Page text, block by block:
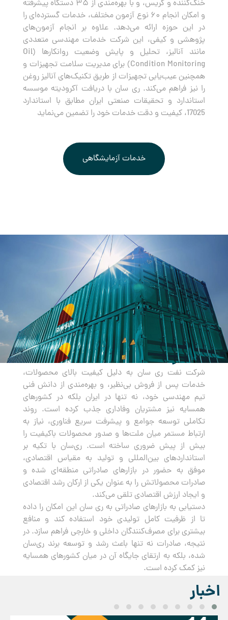
خنک‌کننده و گریس، و با بهره‌مندی از ۳۵ دستگاه پیشرفته
و امکان انجام ۶۰ نوع آزمون مختلف، خدمات گسترده‌ای را
در این حوزه ارائه می‌دهد. علاوه بر انجام آزمون‌های
پژوهشی و کیفی، این شرکت خدمات مهندسی متعددی
مانند آنالیز، تحلیل و پایش وضعیت روانکارها (Oil
Condition Monitoring) برای مدیریت سلامت تجهیزات و
همچنین عیب‌یابی تجهیزات از طریق تکنیک‌های آنالیز روغن
را نیز فراهم می‌کند. ری سان با دریافت آکرودیته موسسه
استاندارد و تحقیقات صنعتی ایران مطابق با استاندارد
17025، کیفیت و دقت خدمات خود را تضمین می‌نماید
خدمات آزمایشگاهی
صادرات
شرکت نفت ری سان به دلیل کیفیت بالای محصولات،
خدمات پس از فروش بی‌نظیر، و بهره‌مندی از دانش فنی
تیم مهندسی خود، نه تنها در ایران بلکه در کشورهای
همسایه نیز مشتریان وفاداری جذب کرده است. روند
تکاملی توسعه جوامع و پیشرفت سریع فناوری، نیاز به
ارتباط مستمر میان ملت‌ها و صدور محصولات باکیفیت را
بیش از پیش ضروری ساخته است. ری‌سان با تکیه بر
استانداردهای بین‌المللی و تولید به مقیاس اقتصادی،
موفق به حضور در بازارهای صادراتی منطقه‌ای شده و
صادرات محصولاتش را به عنوان یکی از ارکان رشد اقتصادی
و ایجاد ارزش اقتصادی تلقی می‌کند.
دستیابی به بازارهای صادراتی به ری سان این امکان را داده
تا از ظرفیت کامل تولیدی خود استفاده کند و منافع
بیشتری برای مصرف‌کنندگان داخلی و خارجی فراهم سازد. در
نتیجه، صادرات نه تنها باعث رشد و توسعه برند ری‌سان
شده، بلکه به ارتقای جایگاه آن در میان کشورهای همسایه
نیز کمک کرده است.
اخبار